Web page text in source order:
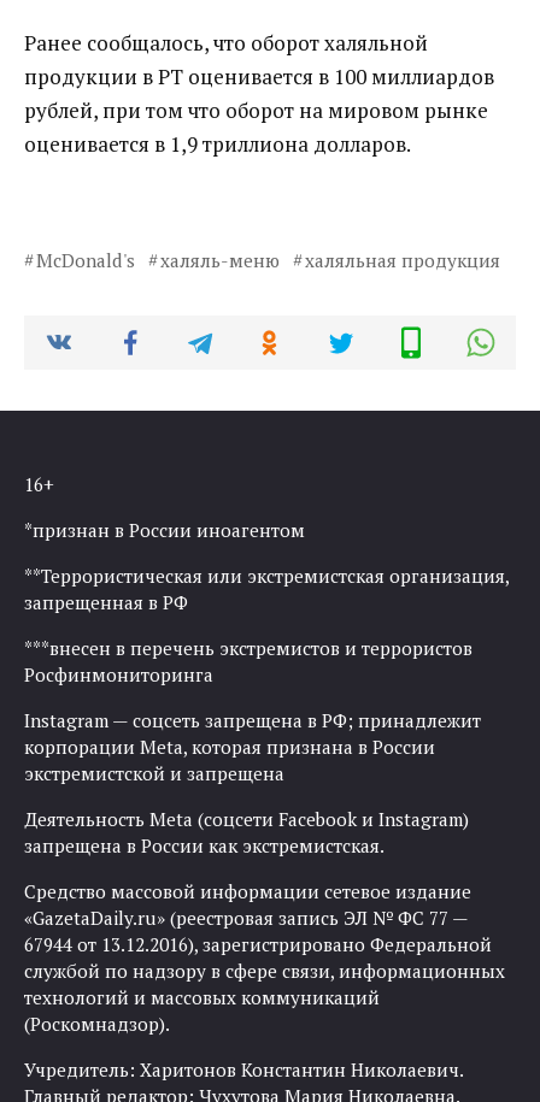
Ранее сообщалось, что оборот халяльной
продукции в РТ оценивается в 100 миллиардов
рублей, при том что оборот на мировом рынке
оценивается в 1,9 триллиона долларов.
McDonald's халяль-меню халяльная продукция
16+
*признан в России иноагентом
**Террористическая или экстремистская организация,
запрещенная в РФ
***внесен в перечень экстремистов и террористов
Росфинмониторинга
Instagram — соцсеть запрещена в РФ; принадлежит
корпорации Meta, которая признана в России
экстремистской и запрещена
Деятельность Meta (соцсети Facebook и Instagram)
запрещена в России как экстремистская.
Средство массовой информации сетевое издание
«GazetaDaily.ru» (реестровая запись ЭЛ № ФС 77 —
67944 от 13.12.2016), зарегистрировано Федеральной
службой по надзору в сфере связи, информационных
технологий и массовых коммуникаций
(Роскомнадзор).
Учредитель: Харитонов Константин Николаевич.
Главный редактор: Чухутова Мария Николаевна.